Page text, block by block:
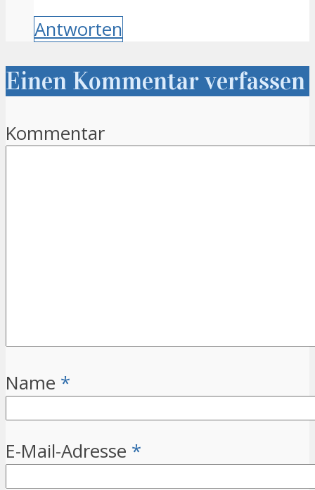
Antworten
Einen Kommentar verfassen
Kommentar
Name *
E-Mail-Adresse *